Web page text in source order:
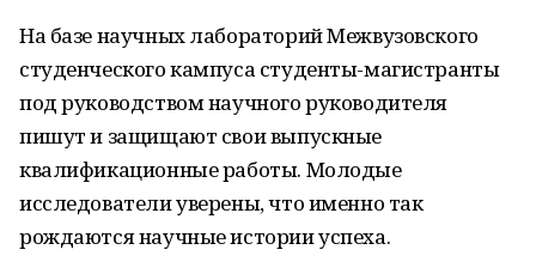
На базе научных лабораторий Межвузовского
студенческого кампуса студенты-магистранты
под руководством научного руководителя
пишут и защищают свои выпускные
квалификационные работы. Молодые
исследователи уверены, что именно так
рождаются научные истории успеха.